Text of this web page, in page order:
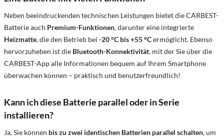
Neben beeindruckenden technischen Leistungen bietet die CARBEST-
Batterie auch Premium-Funktionen, darunter eine integrierte
Heizmatte, die den Betrieb bei -20 °C bis +55 °Cermöglicht. Ebenso
hervorzuheben ist die Bluetooth-Konnektivität, mit der Sie über die
CARBEST-App alle Informationen bequem auf Ihrem Smartphone
überwachen können – praktisch und benutzerfreundlich!
Kann ich diese Batterie parallel oder in Serie
installieren?
Ja, Sie können bis zu zwei identischen Batterien parallel schalten, um